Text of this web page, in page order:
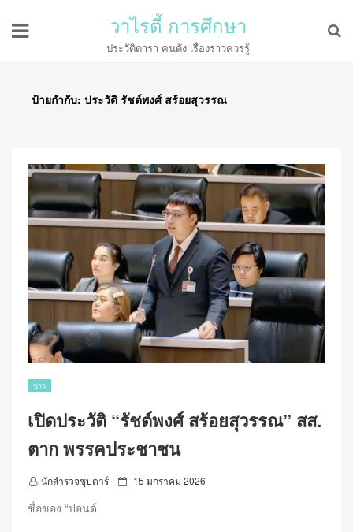
วาไรตี้ การศึกษา
ประวัติดารา คนดัง เรื่องราวควรรู้
ป้ายกำกับ: ประวัติ รัชต์พงศ์ สร้อยสุวรรณ
ข่าว
เปิดประวัติ “รัชต์พงศ์ สร้อยสุวรรณ” สส.
ตาก พรรคประชาชน
นักสำรวจซุปตาร์
P 15 มกราคม 2026
ชื่อของ “ปอนด์